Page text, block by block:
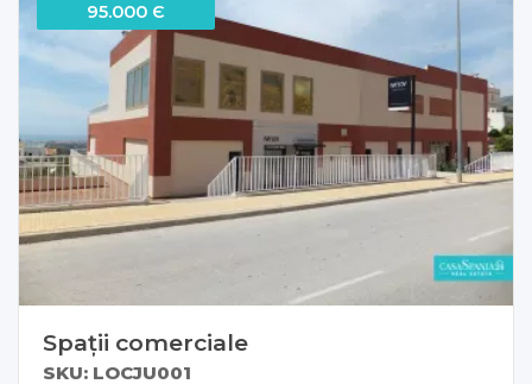
95.000 Є
Spații comerciale
SKU: LOCJU001